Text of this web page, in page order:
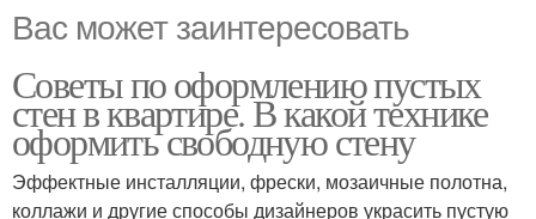
Вас может заинтересовать
Советы по оформлению пустых
стен в квартире. В какой технике
оформить свободную стену
Эффектные инсталляции, фрески, мозаичные полотна,
коллажи и другие способы дизайнеров украсить пустую